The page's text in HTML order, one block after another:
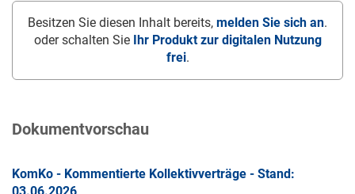
Besitzen Sie diesen Inhalt bereits, melden Sie sich an.
oder schalten Sie
Ihr Produkt zur digitalen Nutzung
frei.
Dokumentvorschau
KomKo - Kommentierte Kollektivverträge - Stand: